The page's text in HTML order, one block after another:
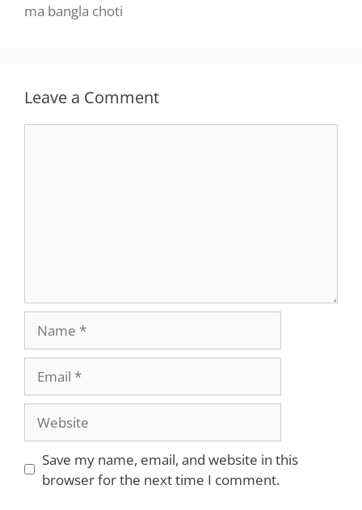
ma bangla choti
Leave a Comment
Website
Save my name, email, and website in this
browser for the next time I comment.